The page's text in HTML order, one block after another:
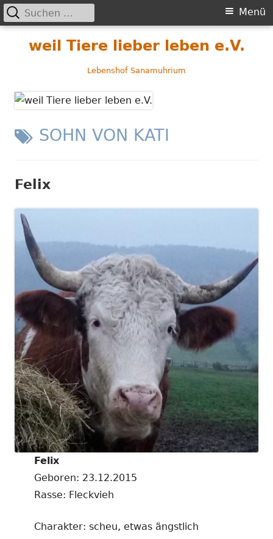
weil Tiere lieber leben e.V.
Lebenshof Sanamuhrium
Primäres
Menü
Menü
Suchen
nach:
SCHLAGWORT:
SOHN VON KATI
Felix
Felix
Geboren: 23.12.2015
Rasse: Fleckvieh
Charakter: scheu, etwas ängstlich